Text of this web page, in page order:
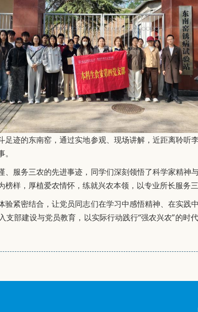
迹的东南窑，通过实地参观、现场讲解，近距离聆听
服务三农的先进事迹，同学们深刻领悟了科学家精神
样，厚植爱农情怀，练就兴农本领，以专业所长服务三
验紧密结合，让党员同志们在学习中感悟精神、在实践
部建设与党员教育，以实际行动践行“强农兴农”的时